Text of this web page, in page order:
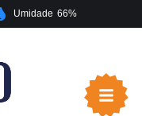
Umidade 66